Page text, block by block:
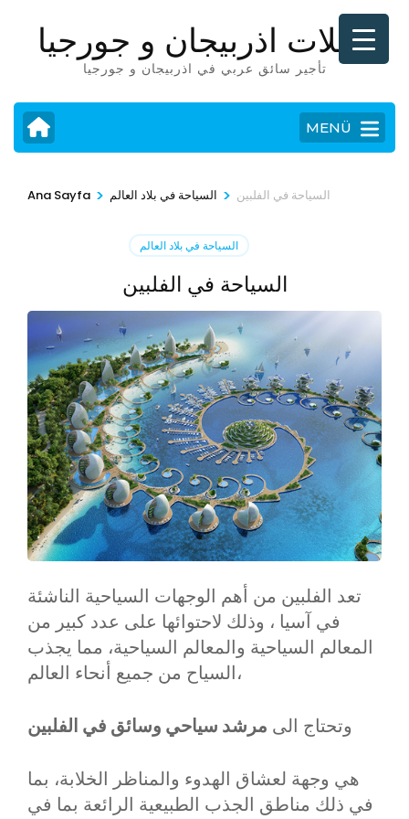
basın)
رحلات اذربيجان و جورجيا
تأجير سائق عربي في اذربيجان و جورجيا
MENÜ
Ana Sayfa > السياحة في بلاد العالم > السياحة في الفلبين
السياحة في بلاد العالم
السياحة في الفلبين
تعد الفلبين من أهم الوجهات السياحية الناشئة
في آسيا ، وذلك لاحتوائها على عدد كبير من
المعالم السياحية والمعالم السياحية، مما يجذب
السياح من جميع أنحاء العالم،
وتحتاج الى مرشد سياحي وسائق في الفلبين
هي وجهة لعشاق الهدوء والمناظر الخلابة، بما
في ذلك مناطق الجذب الطبيعية الرائعة بما في